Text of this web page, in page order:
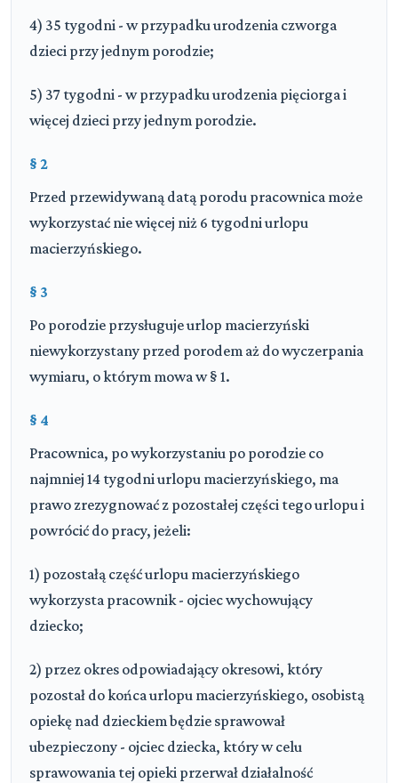
4) 35 tygodni - w przypadku urodzenia czworga
dzieci przy jednym porodzie;
5) 37 tygodni - w przypadku urodzenia pięciorga i
więcej dzieci przy jednym porodzie.
§ 2
Przed przewidywaną datą porodu pracownica może
wykorzystać nie więcej niż 6 tygodni urlopu
macierzyńskiego.
§ 3
Po porodzie przysługuje urlop macierzyński
niewykorzystany przed porodem aż do wyczerpania
wymiaru, o którym mowa w § 1.
§ 4
Pracownica, po wykorzystaniu po porodzie co
najmniej 14 tygodni urlopu macierzyńskiego, ma
prawo zrezygnować z pozostałej części tego urlopu i
powrócić do pracy, jeżeli:
1) pozostałą część urlopu macierzyńskiego
wykorzysta pracownik - ojciec wychowujący
dziecko;
2) przez okres odpowiadający okresowi, który
pozostał do końca urlopu macierzyńskiego, osobistą
opiekę nad dzieckiem będzie sprawował
ubezpieczony - ojciec dziecka, który w celu
sprawowania tej opieki przerwał działalność